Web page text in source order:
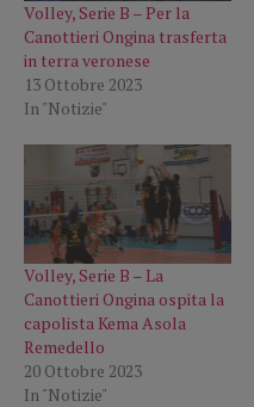
Volley, Serie B – Per la
Canottieri Ongina trasferta
in terra veronese
13 Ottobre 2023
In "Notizie"
Volley, Serie B – La
Canottieri Ongina ospita la
capolista Kema Asola
Remedello
20 Ottobre 2023
In "Notizie"